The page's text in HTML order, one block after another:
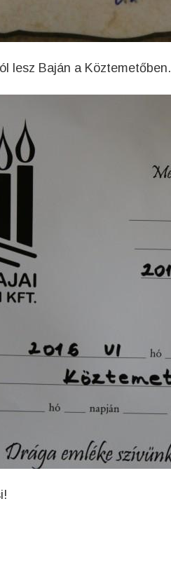
lesz Baján a Köztemetőben.